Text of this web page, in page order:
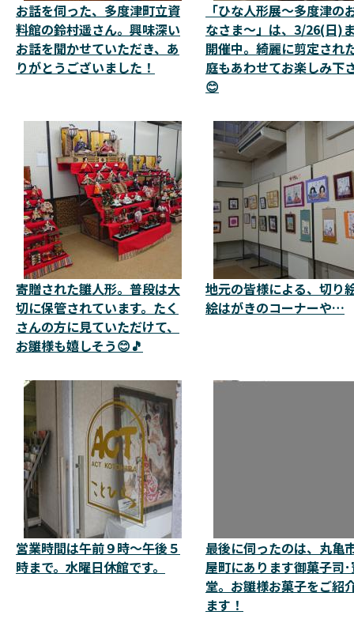
お話を伺った、多度津町立資
料館の鈴村遥さん。興味深い
お話を聞かせていただき、あ
りがとうございました！
「ひな人形展～多度津の
なさま～」は、3/26(日)
開催中。綺麗に剪定され
庭もあわせてお楽しみ下
😊
寄贈された雛人形。普段は大
切に保管されています。たく
さんの方に見ていただけて、
お雛様も嬉しそう😊🎵
地元の皆様による、切り
絵はがきのコーナーや…
営業時間は午前９時～午後５
時まで。水曜日休館です。
最後に伺ったのは、丸亀
屋町にあります御菓子司
堂。お雛様お菓子をご紹
ます！